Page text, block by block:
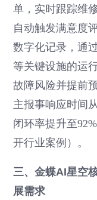
单，实时跟踪维
自动触发满意度
数字化记录，通
等关键设施的运
故障风险并提前
主报事响应时间
闭环率提升至
开行业案例）。
三、金蝶AI星空
展需求